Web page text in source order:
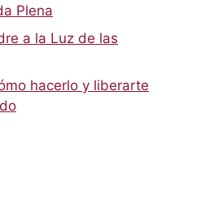
Plena
a la Luz de las
hacerlo y liberarte